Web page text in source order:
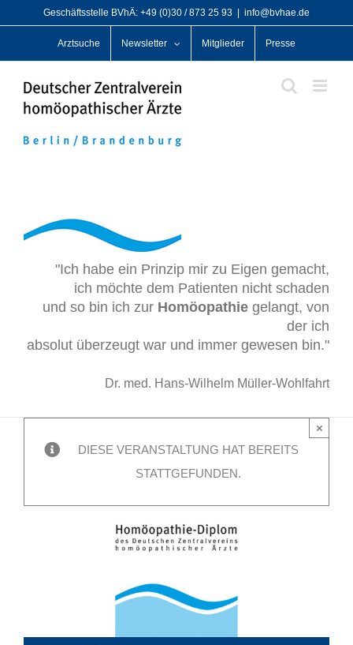
springen
Geschäftsstelle BVhÄ: +49 (0)30 / 873 25 93 info@bvhae.de
Arztsuche Newsletter Mitglieder Presse
"Ich habe ein Prinzip mir zu Eigen gemacht,
ich möchte dem Patienten nicht schaden
und so bin ich zur Homöopathie gelangt, von
der ich
absolut überzeugt war und immer gewesen bin."
Dr. med. Hans-Wilhelm Müller-Wohlfahrt
DIESE VERANSTALTUNG HAT BEREITS
STATTGEFUNDEN.
×